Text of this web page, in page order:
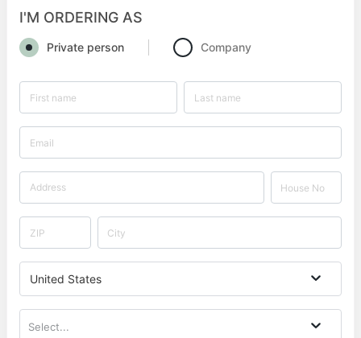
I'M ORDERING AS
Private person Company
United States
Select...